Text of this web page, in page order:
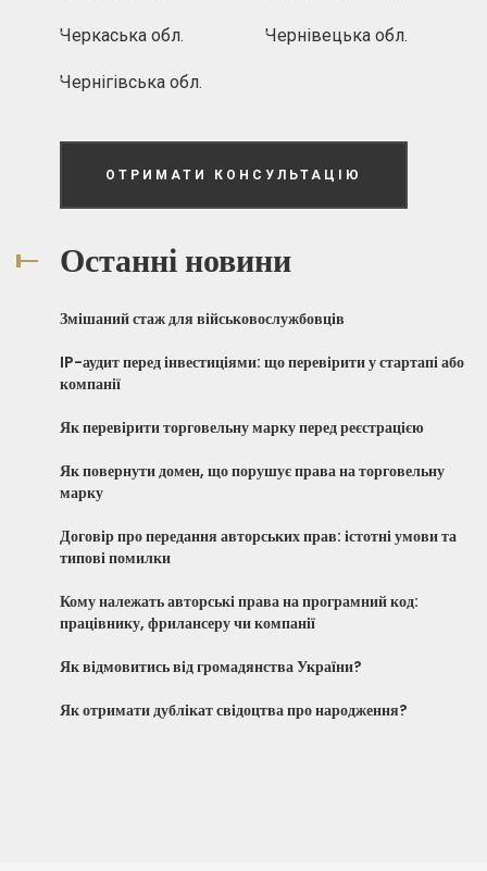
Черкаська обл. Чернівецька обл.
Чернігівська обл.
ОТРИМАТИ КОНСУЛЬТАЦІЮ
Останні новини
Змішаний стаж для військовослужбовців
IP-аудит перед інвестиціями: що перевірити у стартапі або
компанії
Як перевірити торговельну марку перед реєстрацією
Як повернути домен, що порушує права на торговельну
марку
Договір про передання авторських прав: істотні умови та
типові помилки
Кому належать авторські права на програмний код:
працівнику, фрилансеру чи компанії
Як відмовитись від громадянства України?
Як отримати дублікат свідоцтва про народження?